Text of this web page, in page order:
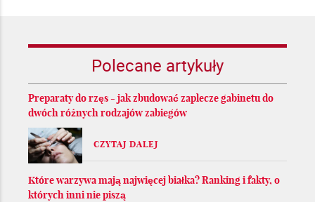
Polecane artykuły
Preparaty do rzęs - jak zbudować zaplecze gabinetu do
dwóch różnych rodzajów zabiegów
CZYTAJ DALEJ
Które warzywa mają najwięcej białka? Ranking i fakty, o
których inni nie piszą